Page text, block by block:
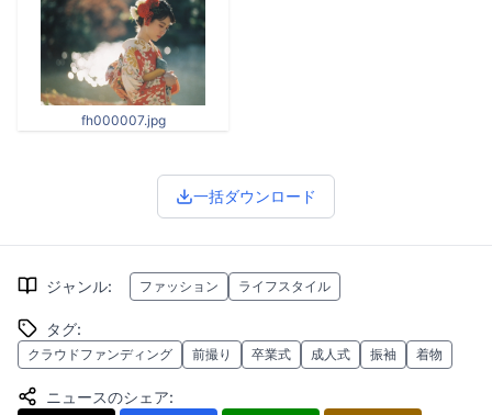
fh000007.jpg
一括ダウンロード
ジャンル: ファッション ライフスタイル
タグ:
クラウドファンディング 前撮り 卒業式 成人式 振袖 着物
ニュースのシェア: